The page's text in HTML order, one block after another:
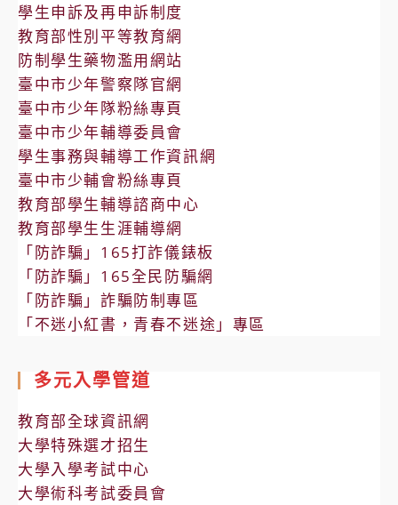
學生申訴及再申訴制度
教育部性別平等教育網
防制學生藥物濫用網站
臺中市少年警察隊官網
臺中市少年隊粉絲專頁
臺中市少年輔導委員會
學生事務與輔導工作資訊網
臺中市少輔會粉絲專頁
教育部學生輔導諮商中心
教育部學生生涯輔導網
「防詐騙」165打詐儀錶板
「防詐騙」165全民防騙網
「防詐騙」詐騙防制專區
「不迷小紅書，青春不迷途」專區
多元入學管道
教育部全球資訊網
大學特殊選才招生
大學入學考試中心
大學術科考試委員會